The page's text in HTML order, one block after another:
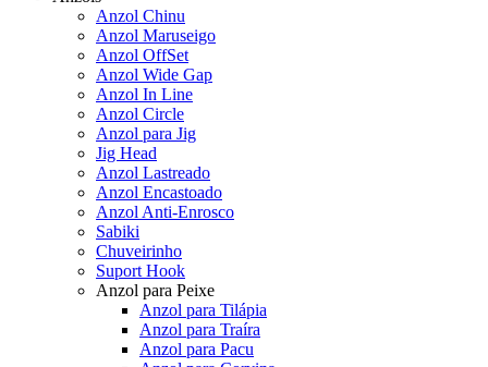
Anzol Chinu
Anzol Maruseigo
Anzol OffSet
Anzol Wide Gap
Anzol In Line
Anzol Circle
Anzol para Jig
Jig Head
Anzol Lastreado
Anzol Encastoado
Anzol Anti-Enrosco
Sabiki
Chuveirinho
Suport Hook
Anzol para Peixe
Anzol para Tilápia
Anzol para Traíra
Anzol para Pacu